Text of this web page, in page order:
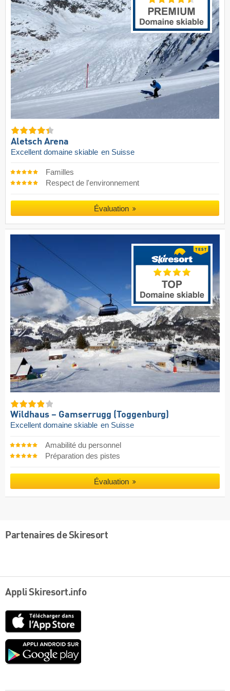
Aletsch Arena
Excellent domaine skiable en Suisse
Familles
Respect de l'environnement
Évaluation
Wildhaus – Gamserrugg (Toggenburg)
Excellent domaine skiable en Suisse
Amabilité du personnel
Préparation des pistes
Évaluation
Partenaires de Skiresort
Appli Skiresort.info
Google